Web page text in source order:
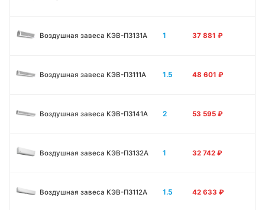
Воздушная завеса КЭВ-П3131A 1 37 881 ₽
Воздушная завеса КЭВ-П3111A 1.5 48 601 ₽
Воздушная завеса КЭВ-П3141A 2 53 595 ₽
Воздушная завеса КЭВ-П3132A 1 32 742 ₽
Воздушная завеса КЭВ-П3112A 1.5 42 633 ₽